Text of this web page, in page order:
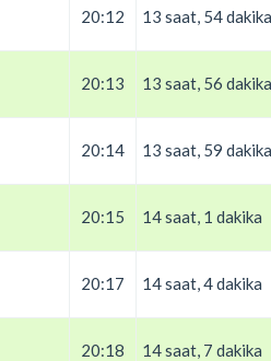
20:12 13 saat, 54 dakika
20:13 13 saat, 56 dakika
20:14 13 saat, 59 dakika
20:15 14 saat, 1 dakika
20:17 14 saat, 4 dakika
20:18 14 saat, 7 dakika